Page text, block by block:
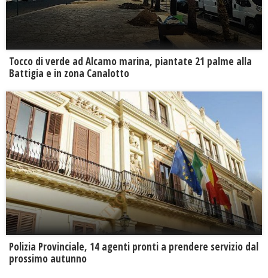
Tocco di verde ad Alcamo marina, piantate 21 palme alla
Battigia e in zona Canalotto
​Polizia Provinciale, 14 agenti pronti a prendere servizio dal
prossimo autunno